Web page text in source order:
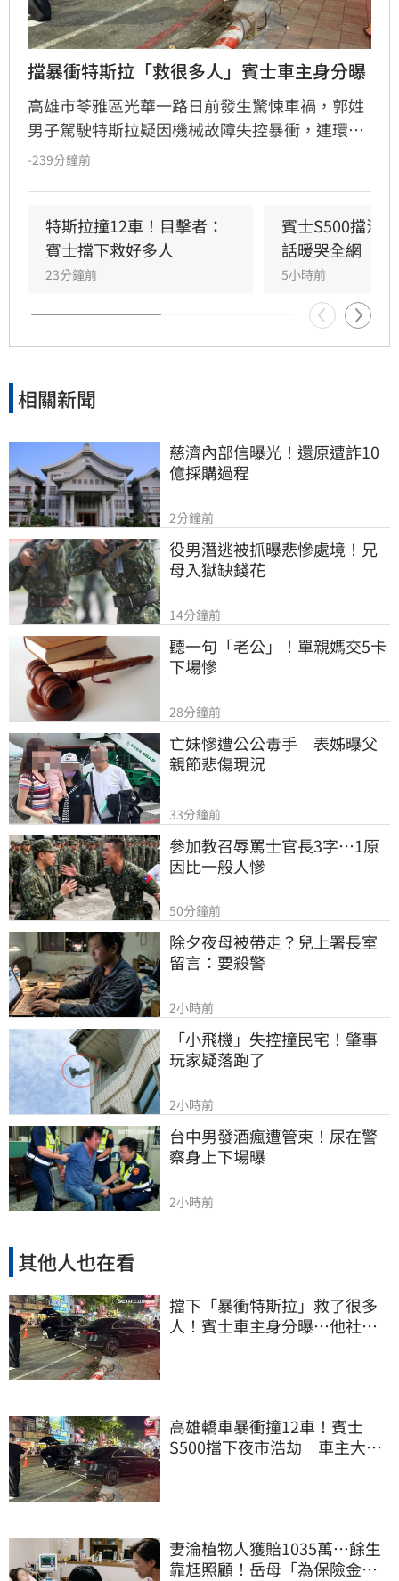
擋暴衝特斯拉「救很多人」賓士車主身分曝
高雄市苓雅區光華一路日前發生驚悚車禍，郭姓
男子駕駛特斯拉疑因機械故障失控暴衝，連環撞
擊12輛汽機車及單車，所幸僅造成3人輕傷。肇
光，竟是擁有1.4萬粉絲的網紅「超級土豆粉」，
同時也是嘉義知名甜甜圈店老闆。
-239分鐘前
特斯拉撞12車！目擊者：
賓士擋下救好多人
23分鐘前
賓士S500擋浩
話暖哭全網
5小時前
相關新聞
慈濟內部信曝光！還原遭詐10
億採購過程
2分鐘前
役男潛逃被抓曝悲慘處境！兄
母入獄缺錢花
14分鐘前
聽一句「老公」！單親媽交5卡
下場慘
28分鐘前
亡妹慘遭公公毒手　表姊曝父
親節悲傷現況
33分鐘前
參加教召辱罵士官長3字…1原
因比一般人慘
50分鐘前
除夕夜母被帶走？兒上署長室
留言：要殺警
2小時前
「小飛機」失控撞民宅！肇事
玩家疑落跑了
2小時前
台中男發酒瘋遭管束！尿在警
察身上下場曝
2小時前
其他人也在看
擋下「暴衝特斯拉」救了很多
人！賓士車主身分曝…他社群
高雄轎車暴衝撞12車！賓士
S500擋下夜市浩劫 車主大
妻淪植物人獲賠1035萬…餘生
靠尪照顧！岳母「為保險金開